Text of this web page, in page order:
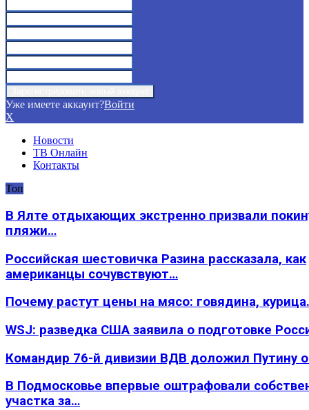
Уже имеете аккаунт?Войти
X
Новости
ТВ Онлайн
Контакты
Топ
В Ялте отдыхающих экстренно призвали
пляжи…
Российская шестовичка Разина рассказала, как
американцы сочувствуют…
Почему растут цены на мясо: говядина,
WSJ: разведка США заявила о подготовке
Командир 76-й дивизии ВДВ доложил Путину
В Подмосковье впервые оштрафовали
участка за…